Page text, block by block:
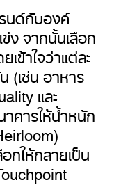
นด์กับองค์
ง จากนั้นเลือก
เข้าใจว่าแต่ละ
(เช่น อาหาร
และ
คารให้น้ำหนัก
กให้กลายเป็น